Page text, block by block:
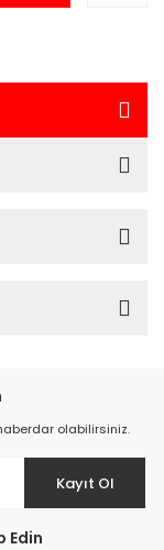
olabilirsiniz.
Kayıt Ol
Edin